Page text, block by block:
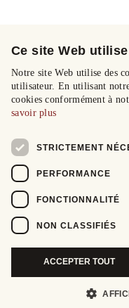
Ce site Web
Notre site Web utilise des
utilisateur. En utilisant
cookies conformément à
savoir plus
STRICTEMENT
PERFORMANCE
FONCTIONNALITÉ
NON CLASSIFIÉS
ACCEPTER TOUT